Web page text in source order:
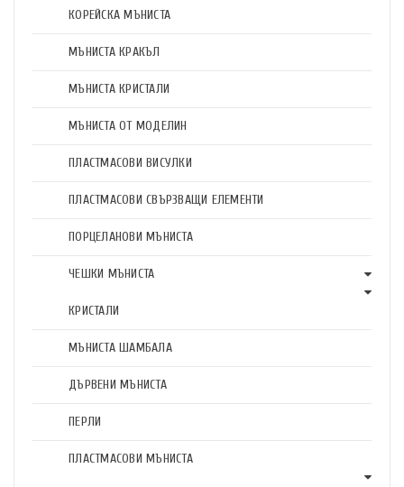
КОРЕЙСКА МЪНИСТА
МЪНИСТА КРАКЪЛ
МЪНИСТА КРИСТАЛИ
МЪНИСТА ОТ МОДЕЛИН
ПЛАСТМАСОВИ ВИСУЛКИ
ПЛАСТМАСОВИ СВЪРЗВАЩИ ЕЛЕМЕНТИ
ПОРЦЕЛАНОВИ МЪНИСТА
ЧЕШКИ МЪНИСТА
КРИСТАЛИ
МЪНИСТА ШАМБАЛА
ДЪРВЕНИ МЪНИСТА
ПЕРЛИ
ПЛАСТМАСОВИ МЪНИСТА